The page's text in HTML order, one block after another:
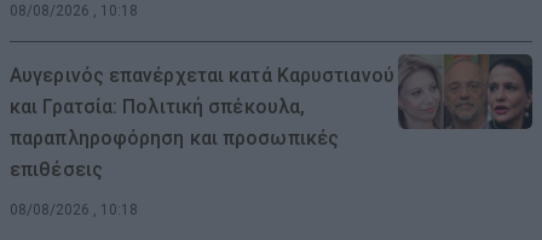
08/08/2026 , 10:18
Αυγερινός επανέρχεται κατά Καρυστιανού
και Γρατσία: Πολιτική σπέκουλα,
παραπληροφόρηση και προσωπικές
επιθέσεις
08/08/2026 , 10:18